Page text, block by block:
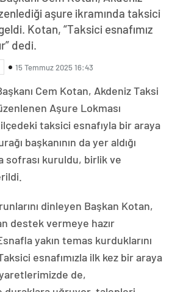
aşure ikramında taksici
Kotan, “Taksici esnafımız
dedi.
15 Temmuz 2025 16:43
Cem Kotan, Akdeniz Taksi
Aşure Lokması
taksici esnafıyla bir araya
başkanının da yer aldığı
sofrası kuruldu, birlik ve
dinleyen Başkan Kotan,
destek vermeye hazır
yakın temas kurduklarını
esnafımızla ilk kez bir araya
de,